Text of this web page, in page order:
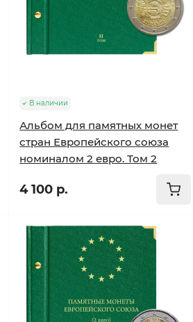
В наличии
Альбом для памятных монет
стран Европейского союза
номиналом 2 евро. Том 2
4 100 р.